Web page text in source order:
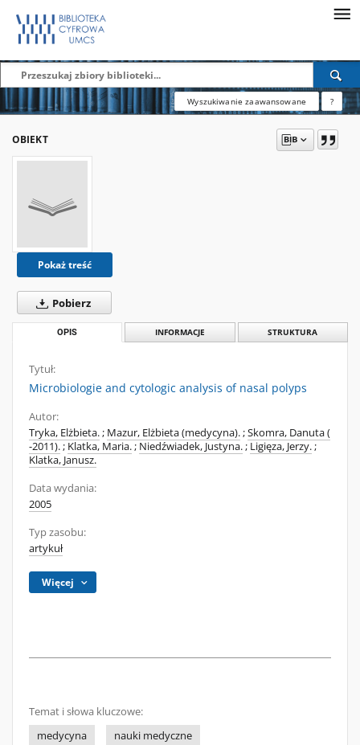
Wyszukiwanie zaawansowane ?
OBIEKT
Pokaż treść
Pobierz
OPIS INFORMACJE STRUKTURA
Tytuł:
Microbiologie and cytologic analysis of nasal polyps
Autor:
Tryka, Elżbieta.; Mazur, Elżbieta (medycyna).;Skomra, Danuta (
-2011).; Klatka, Maria.; Niedźwiadek, Justyna.; Ligięza, Jerzy.;
Klatka, Janusz.
Data wydania:
2005
Typ zasobu:
artykuł
Więcej
Temat i słowa kluczowe:
medycyna
nauki medyczne